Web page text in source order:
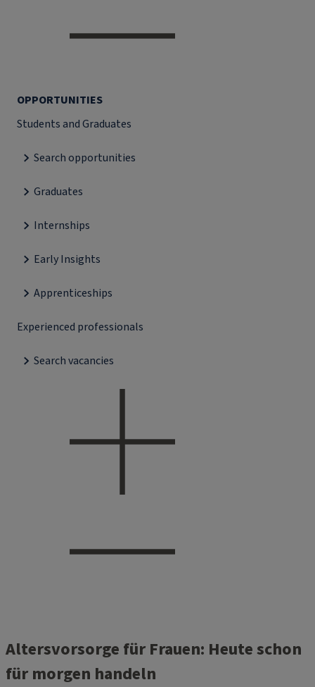
OPPORTUNITIES
Students and Graduates
Search opportunities
Graduates
Internships
Early Insights
Apprenticeships
Experienced professionals
Search vacancies
Altersvorsorge für Frauen: Heute schon
für morgen handeln